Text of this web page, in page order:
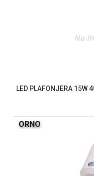
LED PLAFONJERA 15W
ORNO